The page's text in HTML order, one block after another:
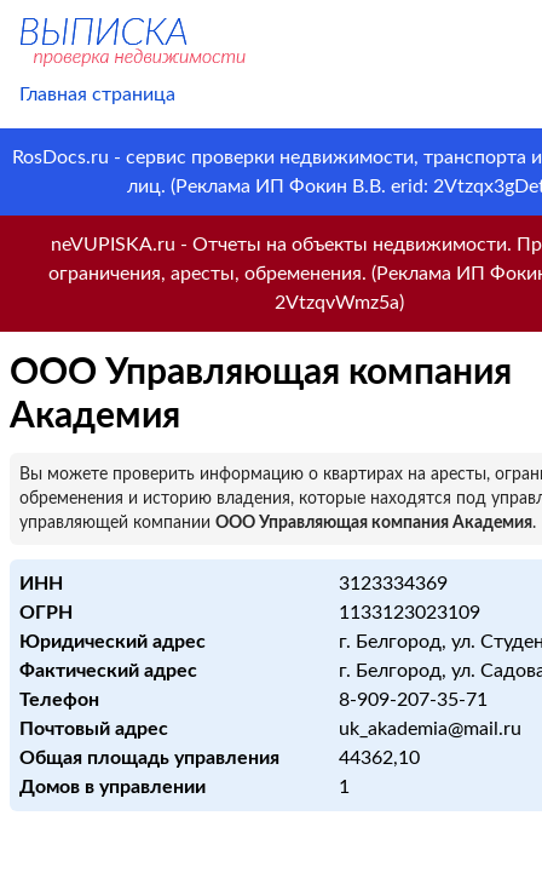
Главная страница
RosDocs.ru - сервис проверки недвижимости, транспорта
лиц. (Реклама ИП Фокин В.В. erid:
neVUPISKA.ru - Отчеты на объекты недвижимости.
ограничения, аресты, обременения. (Реклама ИП
2VtzqvWmz5a)
ООО Управляющая компания
Академия
Вы можете проверить информацию о квартирах на аресты,
обременения и историю владения, которые находятся под
управляющей компании ООО Управляющая компания Академия.
ИНН
3123334369
ОГРН
1133123023109
Юридический адрес
г. Белгород, ул.
Фактический адрес
г. Белгород, ул.
Телефон
8-909-207-35-71
Почтовый адрес
uk_akademia@mail.ru
Общая площадь управления
44362,10
Домов в управлении
1